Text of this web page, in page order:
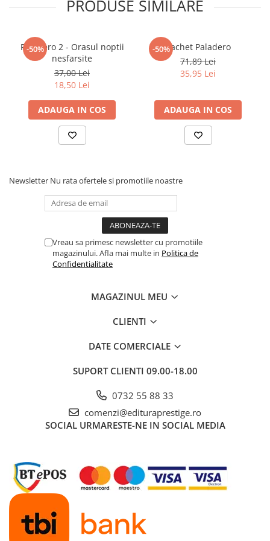
PRODUSE SIMILARE
-50%
Paladero 2 - Orasul noptii
nesfarsite
37,00 Lei
18,50 Lei
ADAUGA IN COS
-50%Pachet Paladero
71,89 Lei
35,95 Lei
ADAUGA IN COS
Newsletter Nu rata ofertele si promotiile noastre
Vreau sa primesc newsletter cu promotiile
magazinului. Afla mai multe in Politica de
Confidentialitate
MAGAZINUL MEU
CLIENTI
DATE COMERCIALE
SUPORT CLIENTI 09.00-18.00
0732 55 88 33
comenzi@edituraprestige.ro
SOCIAL URMARESTE-NE IN SOCIAL MEDIA